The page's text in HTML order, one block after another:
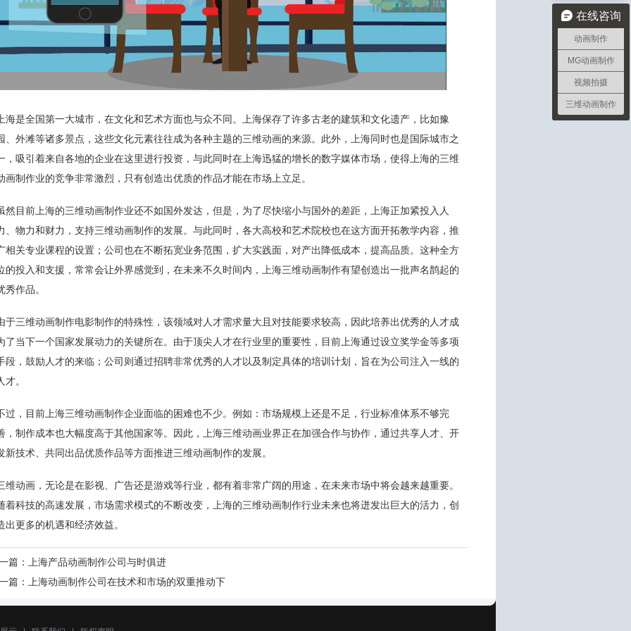
海是全国第一大城市，在文化和艺术方面也与众不同。上海保存了许多古老的建筑和文化遗产，比如豫
、外滩等诸多景点，这些文化元素往往成为各种主题的三维动画的来源。此外，上海同时也是国际城市之
，吸引着来自各地的企业在这里进行投资，与此同时在上海迅猛的增长的数字媒体市场，使得上海的三维
画制作业的竞争非常激烈，只有创造出优质的作品才能在市场上立足。
然目前上海的三维动画制作业还不如国外发达，但是，为了尽快缩小与国外的差距，上海正加紧投入人
、物力和财力，支持三维动画制作的发展。与此同时，各大高校和艺术院校也在这方面开拓教学内容，推
相关专业课程的设置；公司也在不断拓宽业务范围，扩大实践面，对产出降低成本，提高品质。这种全方
的投入和支援，常常会让外界感觉到，在未来不久时间内，上海三维动画制作有望创造出一批声名鹊起的
秀作品。
于三维动画制作电影制作的特殊性，该领域对人才需求量大且对技能要求较高，因此培养出优秀的人才成
了当下一个国家发展动力的关键所在。由于顶尖人才在行业里的重要性，目前上海通过设立奖学金等多项
段，鼓励人才的来临；公司则通过招聘非常优秀的人才以及制定具体的培训计划，旨在为公司注入一线的
才。
过，目前上海三维动画制作企业面临的困难也不少。例如：市场规模上还是不足，行业标准体系不够完
，制作成本也大幅度高于其他国家等。因此，上海三维动画业界正在加强合作与协作，通过共享人才、开
新技术、共同出品优质作品等方面推进三维动画制作的发展。
维动画，无论是在影视、广告还是游戏等行业，都有着非常广阔的用途，在未来市场中将会越来越重要。
着科技的高速发展，市场需求模式的不断改变，上海的三维动画制作行业未来也将迸发出巨大的活力，创
出更多的机遇和经济效益。
篇：
上海产品动画制作公司与时俱进
篇：
上海动画制作公司在技术和市场的双重推动下
在线咨询
动画制作
MG动画制作
视频拍摄
三维动画制作